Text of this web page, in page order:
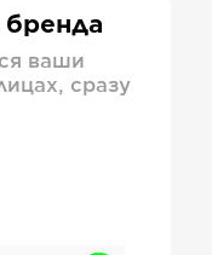
бренда
ваши
сразу